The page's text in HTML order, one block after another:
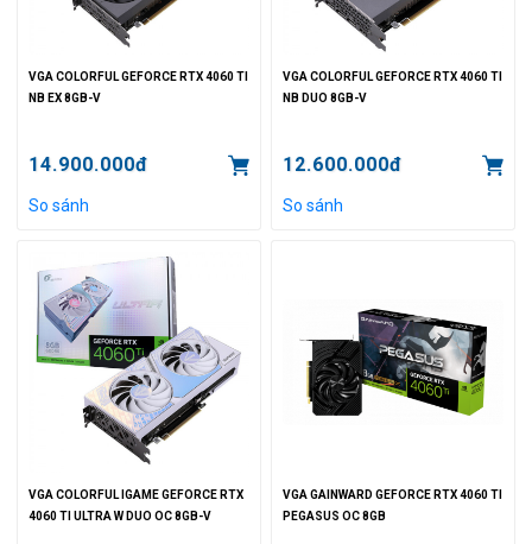
VGA COLORFUL GEFORCE RTX 4060 TI
NB EX 8GB-V
14.900.000đ
So sánh
VGA COLORFUL GEFORCE RTX 4060 TI
NB DUO 8GB-V
12.600.000đ
So sánh
VGA COLORFUL IGAME GEFORCE RTX
4060 TI ULTRA W DUO OC 8GB-V
VGA GAINWARD GEFORCE RTX 4060 TI
PEGASUS OC 8GB